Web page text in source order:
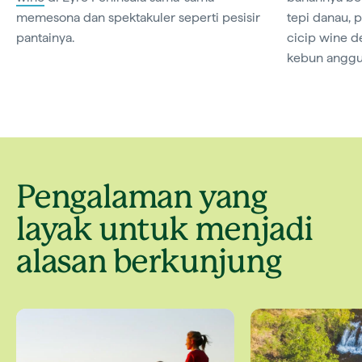
memesona dan spektakuler seperti pesisir
pantainya.
tepi danau,
cicip wine
kebun
Pengalaman yang
layak untuk menjadi
alasan berkunjung